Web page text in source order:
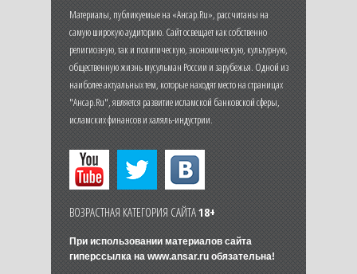
Материалы, публикуемые на «Ансар.Ru», рассчитаны на
самую широкую аудиторию. Сайт освещает как собственно
религиозную, так и политическую, экономическую, культурную,
общественную жизнь мусульман России и зарубежья. Одной из
наиболее актуальных тем, которые находят место на страницах
"Ансар.Ru", является развитие исламской банковской сферы,
исламских финансов и халяль-индустрии.
ВОЗРАСТНАЯ КАТЕГОРИЯ САЙТА18+
При использовании материалов сайта
гиперссылка на www.ansar.ruобязательна!